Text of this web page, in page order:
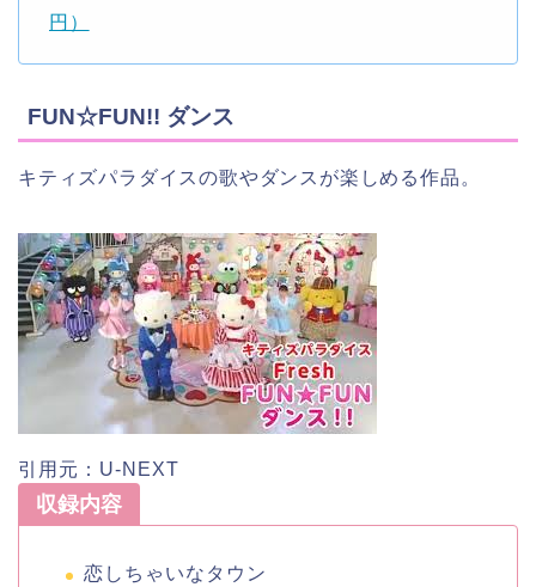
円）
FUN☆FUN!! ダンス
キティズパラダイスの歌やダンスが楽しめる作品。
引用元：U-NEXT
収録内容
恋しちゃいなタウン